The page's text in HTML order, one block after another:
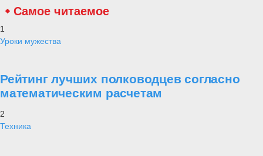
Самое читаемое
1
Уроки мужества
Рейтинг лучших полководцев согласно
математическим расчетам
2
Техника